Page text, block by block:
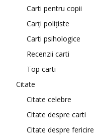
Carti pentru copii
Carți polițiste
Carti psihologice
Recenzii carti
Top carti
Citate
Citate celebre
Citate despre carti
Citate despre fericire